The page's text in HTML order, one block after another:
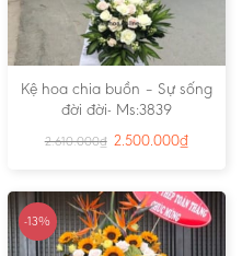
Kệ hoa chia buồn – Sự sống
đời đời- Ms:3839
2.610.000₫ 2.500.000₫
-13%